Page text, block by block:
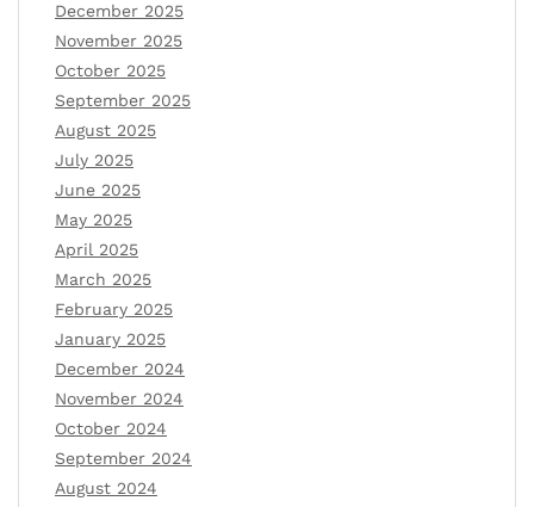
December 2025
November 2025
October 2025
September 2025
August 2025
July 2025
June 2025
May 2025
April 2025
March 2025
February 2025
January 2025
December 2024
November 2024
October 2024
September 2024
August 2024